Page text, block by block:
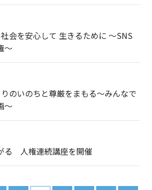
会を安心して 生きるために ～SNS
～
のいのちと尊厳をまもる～みんなで
～
る 人権連続講座を開催